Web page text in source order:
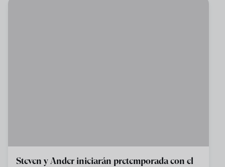
Steven y Ander iniciarán pretemporada con el